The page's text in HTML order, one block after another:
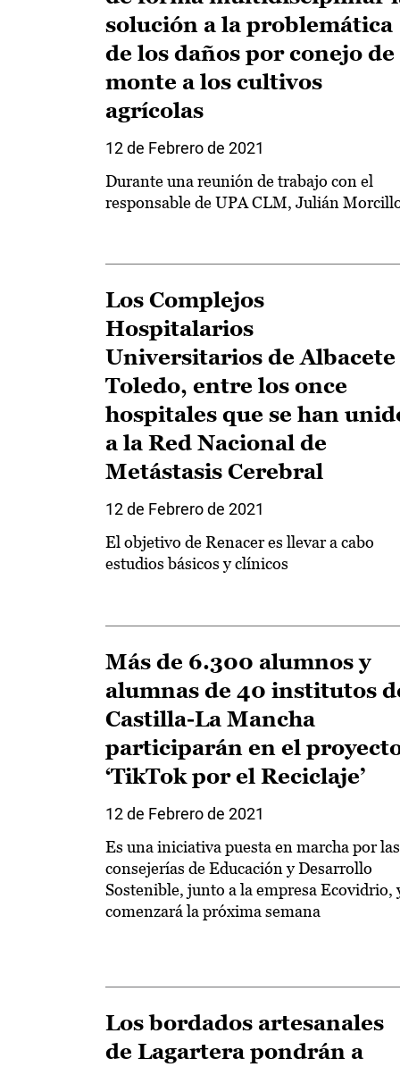
solución a la problemática
de los daños por conejo de
monte a los cultivos
agrícolas
12 de Febrero de 2021
Durante una reunión de trabajo con el
responsable de UPA CLM, Julián
Los Complejos
Hospitalarios
Universitarios de Albacete
Toledo, entre los once
hospitales que se han
a la Red Nacional de
Metástasis Cerebral
12 de Febrero de 2021
El objetivo de Renacer es llevar a cabo
estudios básicos y clínicos
Más de 6.300 alumnos y
alumnas de 40 institutos
Castilla-La Mancha
participarán en el
‘TikTok por el Reciclaje’
12 de Febrero de 2021
Es una iniciativa puesta en marcha por las
consejerías de Educación y Desarrollo
Sostenible, junto a la empresa Ecovidrio,
comenzará la próxima semana
Los bordados artesanales
de Lagartera pondrán a